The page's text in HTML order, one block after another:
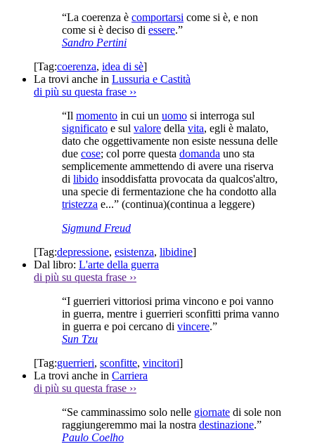
“La coerenza è comportarsi come si è, e non
come si è deciso di essere.”
Sandro Pertini
[Tag:coerenza, idea di sè]
La trovi anche in Lussuria e Castità
di più su questa frase ››
“Il momento in cui un uomo si interroga sul
significato e sul valore della vita, egli è malato,
dato che oggettivamente non esiste nessuna delle
due cose; col porre questa domanda uno sta
semplicemente ammettendo di avere una riserva
di libido insoddisfatta provocata da qualcos'altro,
una specie di fermentazione che ha condotto alla
tristezza e...” (continua)(continua a leggere)
Sigmund Freud
[Tag:depressione, esistenza, libidine]
Dal libro: L'arte della guerra
di più su questa frase ››
“I guerrieri vittoriosi prima vincono e poi vanno
in guerra, mentre i guerrieri sconfitti prima vanno
in guerra e poi cercano di vincere.”
Sun Tzu
[Tag:guerrieri, sconfitte, vincitori]
La trovi anche in Carriera
di più su questa frase ››
“Se camminassimo solo nelle giornate di sole non
raggiungeremmo mai la nostra destinazione.”
Paulo Coelho